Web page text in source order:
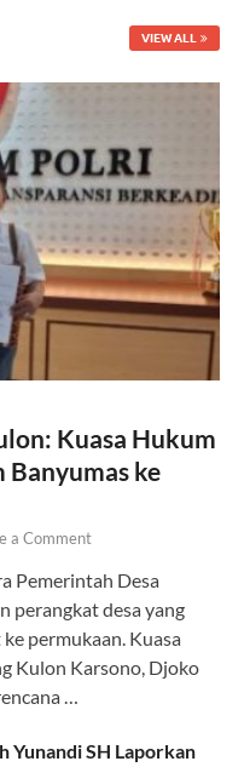
VIEW ALL
Kuasa Hukum
Banyumas ke
a Comment
Pemerintah Desa
perangkat desa yang
permukaan. Kuasa
Kulon Karsono, Djoko
…
Yunandi SH Laporkan